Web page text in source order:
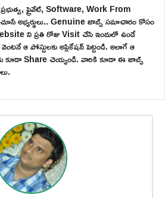
ప్రైవేట్, Software, Work From
అభ్యర్థులు.. Genuine జాబ్స్ సమాచారం కోసం
ని ప్రతి రోజు Visit చేసి ఇందులో ఉండే
ఆ పోస్టులకు అప్లికేషన్ పెట్టండి. అలాగే ఆ
కూడా Share చెయ్యండి. వారికి కూడా ఈ జాబ్స్